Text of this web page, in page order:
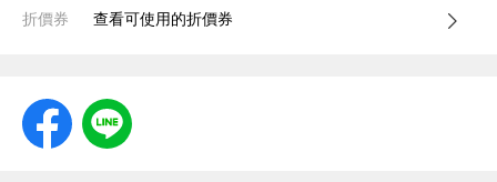
折價券 查看可使用的折價券